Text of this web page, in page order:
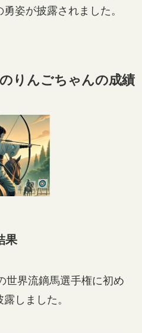
姿が披露されました。
りんごちゃんの成績
果
世界流鏑馬選手権に初め
しました。